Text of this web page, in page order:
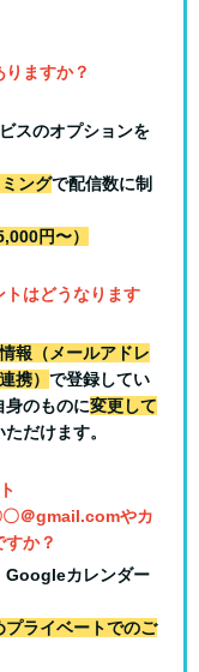
ますか？
スのオプションを
ングで配信数に制
円〜）
トはどうなります
報（メールアドレ
携） で登録してい
身のものに変更して
ただけます。
〇＠gmail.comやカ
か？
Googleカレンダー
ライベートでのご